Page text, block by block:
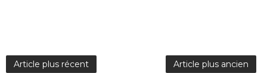
Article plus récent Article plus ancien